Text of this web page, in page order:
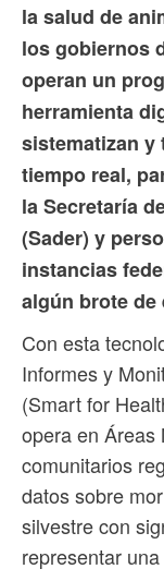
la salud de
los gobiernos
operan un
herramienta
sistematizan y
tiempo real,
la Secretaría
(Sader) y
instancias
algún brote de
Con esta
Informes y
(Smart for
opera en Áreas
comunitarios
datos sobre
silvestre con
representar